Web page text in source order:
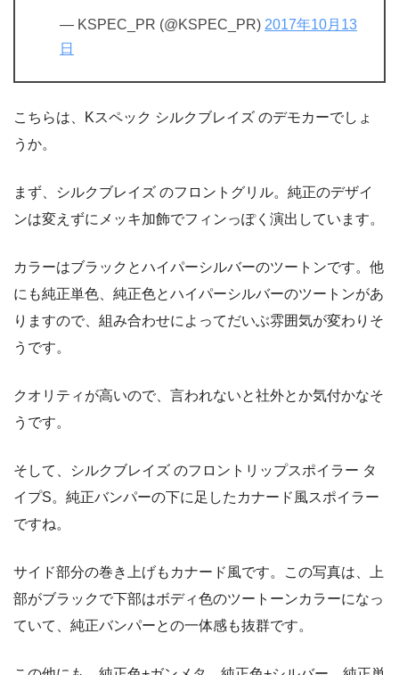
— KSPEC_PR (@KSPEC_PR) 2017年10月13
日
こちらは、Kスペック シルクブレイズ のデモカーでしょ
うか。
まず、シルクブレイズ のフロントグリル。純正のデザイ
ンは変えずにメッキ加飾でフィンっぽく演出しています。
カラーはブラックとハイパーシルバーのツートンです。他
にも純正単色、純正色とハイパーシルバーのツートンがあ
りますので、組み合わせによってだいぶ雰囲気が変わりそ
うです。
クオリティが高いので、言われないと社外とか気付かなそ
うです。
そして、シルクブレイズ のフロントリップスポイラー タ
イプS。純正バンパーの下に足したカナード風スポイラー
ですね。
サイド部分の巻き上げもカナード風です。この写真は、上
部がブラックで下部はボディ色のツートーンカラーになっ
ていて、純正バンパーとの一体感も抜群です。